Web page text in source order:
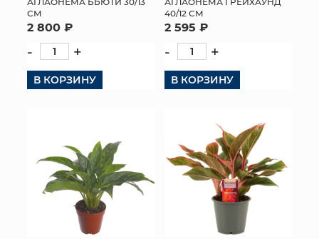
МЯГКИЕ ИГРУШКИ
КОРЗИНЫ
ЯЩИКИ
ПАКЕТЫ И СУМКИ
СМ
2 800 ₽
- +
В КОРЗИНУ
40/12 СМ
2 595 ₽
- +
В КОРЗИНУ